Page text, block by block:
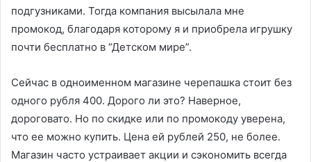
подгузниками. Тогда компания высылала мне
промокод, благодаря которому я и приобрела игрушку
почти бесплатно в “Детском мире”.
Сейчас в одноименном магазине черепашка стоит без
одного рубля 400. Дорого ли это? Наверное,
дороговато. Но по скидке или по промокоду уверена,
что ее можно купить. Цена ей рублей 250, не более.
Магазин часто устраивает акции и сэкономить всегда